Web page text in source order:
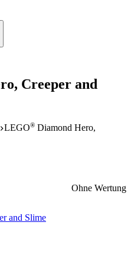
Creeper and
LEGO® Diamond Hero,
Ohne Wertung